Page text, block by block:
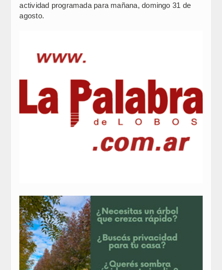
actividad programada para mañana, domingo 31 de
agosto.